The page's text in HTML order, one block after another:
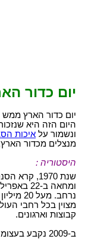
יום כדור
יום כדור הארץ ממש
היום הזה היא
ונשמור על איכות
מנצלים מכדור
היסטוריה :
שנת 1970,
ומחאה
נרחב.
מצוין בכל רחבי
קבוצות וארגונים.
ב-2009 נקבע בעצומה של האו"ם שהיום יחול ב-22 באפריל.